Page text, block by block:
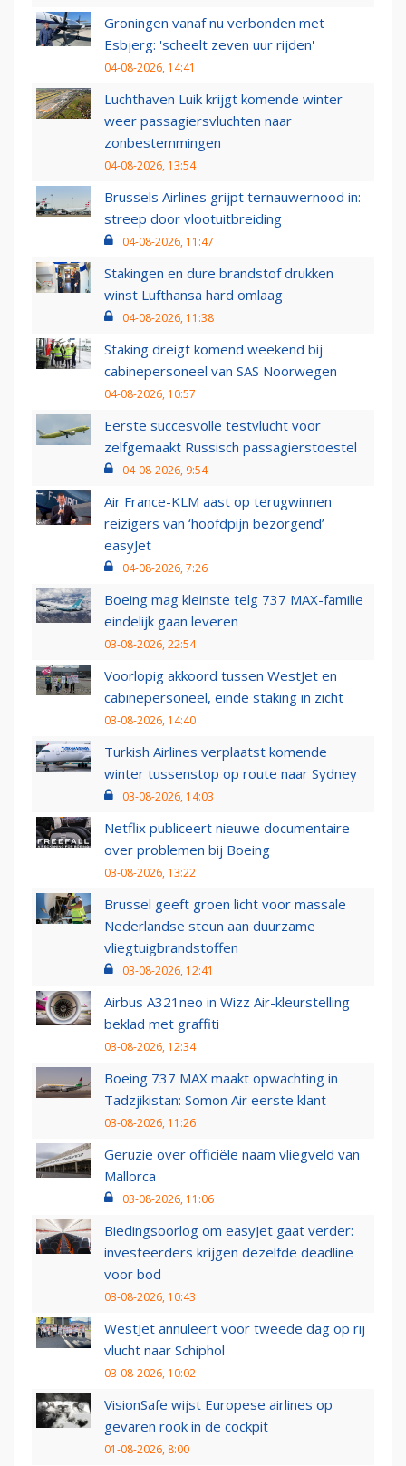
Groningen vanaf nu verbonden met
Esbjerg: 'scheelt zeven uur rijden'
04-08-2026, 14:41
Luchthaven Luik krijgt komende winter
weer passagiersvluchten naar
zonbestemmingen
04-08-2026, 13:54
Brussels Airlines grijpt ternauwernood in:
streep door vlootuitbreiding
04-08-2026, 11:47
Stakingen en dure brandstof drukken
winst Lufthansa hard omlaag
04-08-2026, 11:38
Staking dreigt komend weekend bij
cabinepersoneel van SAS Noorwegen
04-08-2026, 10:57
Eerste succesvolle testvlucht voor
zelfgemaakt Russisch passagierstoestel
04-08-2026, 9:54
Air France-KLM aast op terugwinnen
reizigers van ‘hoofdpijn bezorgend’
easyJet
04-08-2026, 7:26
Boeing mag kleinste telg 737 MAX-familie
eindelijk gaan leveren
03-08-2026, 22:54
Voorlopig akkoord tussen WestJet en
cabinepersoneel, einde staking in zicht
03-08-2026, 14:40
Turkish Airlines verplaatst komende
winter tussenstop op route naar Sydney
03-08-2026, 14:03
Netflix publiceert nieuwe documentaire
over problemen bij Boeing
03-08-2026, 13:22
Brussel geeft groen licht voor massale
Nederlandse steun aan duurzame
vliegtuigbrandstoffen
03-08-2026, 12:41
Airbus A321neo in Wizz Air-kleurstelling
beklad met graffiti
03-08-2026, 12:34
Boeing 737 MAX maakt opwachting in
Tadzjikistan: Somon Air eerste klant
03-08-2026, 11:26
Geruzie over officiële naam vliegveld van
Mallorca
03-08-2026, 11:06
Biedingsoorlog om easyJet gaat verder:
investeerders krijgen dezelfde deadline
voor bod
03-08-2026, 10:43
WestJet annuleert voor tweede dag op rij
vlucht naar Schiphol
03-08-2026, 10:02
VisionSafe wijst Europese airlines op
gevaren rook in de cockpit
01-08-2026, 8:00